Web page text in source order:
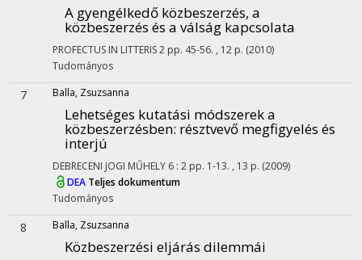
A gyengélkedő közbeszerzés, a
közbeszerzés és a válság kapcsolata
PROFECTUS IN LITTERIS2 pp. 45-56. , 12 p. (2010)
Tudományos
7 Balla, Zsuzsanna
Lehetséges kutatási módszerek a
közbeszerzésben: résztvevő megfigyelés és
interjú
DEBRECENI JOGI MŰHELY 6 : 2 pp. 1-13. , 13 p. (2009)
DEA Teljes dokumentum
Tudományos
8 Balla, Zsuzsanna
Közbeszerzési eljárás dilemmái